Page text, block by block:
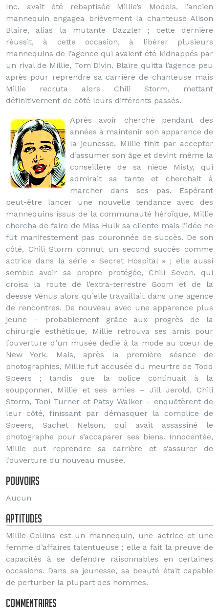
Inc. avait été rebaptisée Millie’s Models, l’ancien
mannequin engagea brièvement la chanteuse Alison
Blaire, alias la mutante Dazzler ; cette dernière
réussit, à cette occasion, à libérer plusieurs
mannequins de l’agence qui avaient été kidnappés par
un rival de Millie, Tom Divin. Blaire quitta l’agence peu
après pour reprendre sa carrière de chanteuse mais
Millie recruta alors Chili Storm, mettant
définitivement de côté leurs différents passés.
Après avoir cherché pendant des
années à maintenir son apparence de
la jeunesse, Millie finit par accepter
d’assumer son âge et devint même la
conseillère de sa nièce Misty, qui
admirait sa tante et cherchait à
marcher dans ses pas. Espérant
peut-être lancer une nouvelle tendance avec des
mannequins issus de la communauté héroïque, Millie
chercha de faire de Miss Hulk sa cliente mais l’idée ne
fut manifestement pas couronnée de succès. De son
côté, Chili Storm connut un second succès comme
actrice dans la série « Secret Hospital » ; elle aussi
semble avoir sa propre protégée, Chili Seven, qui
croisa la route de l’extra-terrestre Goom et de la
déesse Vénus alors qu’elle travaillait dans une agence
de rencontres. De nouveau avec une apparence plus
jeune – probablement grâce aux progrès de la
chirurgie esthétique, Millie retrouva ses amis pour
l’ouverture d’un musée dédié à la mode au cœur de
New York. Mais, après la première séance de
photographies, Millie fut accusée du meurtre de Todd
Speers ; tandis que la police continuait à la
soupçonner, Millie et ses amies – Jill Jerold, Chili
Storm, Toni Turner et Patsy Walker – enquêtèrent de
leur côté, finissant par démasquer la complice de
Speers, Sachet Nelson, qui avait assassiné le
photographe pour s’accaparer ses biens. Innocentée,
Millie put reprendre sa carrière et s’assurer de
l’ouverture du nouveau musée.
Pouvoirs
Aucun
Aptitudes
Millie Collins est un mannequin, une actrice et une
femme d’affaires talentueuse ; elle a fait la preuve de
capacités à se défendre raisonnables en certaines
occasions. Dans sa jeunesse, sa beauté était capable
de perturber la plupart des hommes.
Commentaires